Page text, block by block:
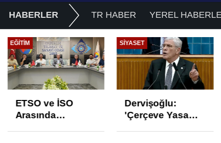
HABERLER TR HABER YEREL
EĞITIM
ETSO ve İSO
Arasında
SIYASET
Dervişoğlu:
'Çerçeve Yasa